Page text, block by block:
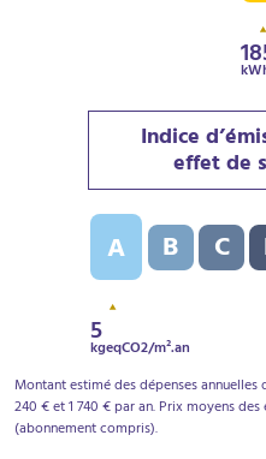
Indice
effet de
Indice d’émission
A
5
kgeqCO2/m².an
B C
Montant estimé des dépenses
240 € et 1 740 € par an. Prix moyens
(abonnement compris).